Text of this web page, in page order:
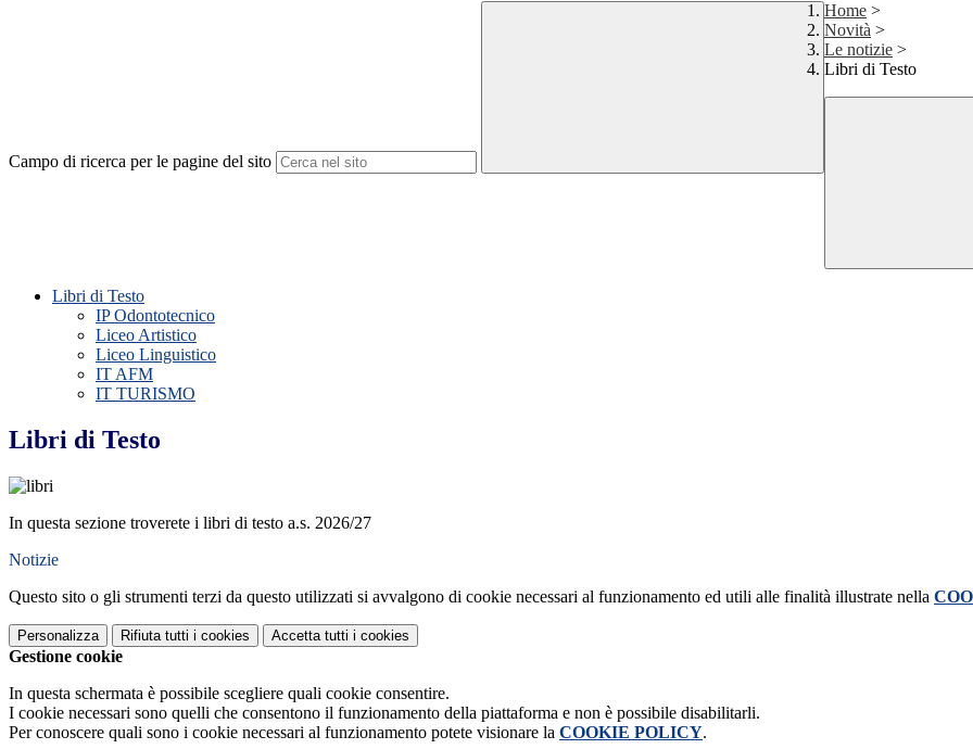
Campo di ricerca per le pagine del sito
Home >
Novità >
Le notizie >
Libri di Testo
Libri di Testo
IP Odontotecnico
Liceo Artistico
Liceo Linguistico
IT AFM
IT TURISMO
Libri di Testo
In questa sezione troverete i libri di testo a.s. 2026/27
Notizie
Questo sito o gli strumenti terzi da questo utilizzati si avvalgono di cookie necessari al funzionamento ed utili alle finalità illustrate nella
Personalizza Rifiuta tutti i cookies Accetta tutti i cookies
Gestione cookie
In questa schermata è possibile scegliere quali cookie consentire.
I cookie necessari sono quelli che consentono il funzionamento della piattaforma e non è possibile disabilitarli.
Per conoscere quali sono i cookie necessari al funzionamento potete visionare la COOKIE POLICY.